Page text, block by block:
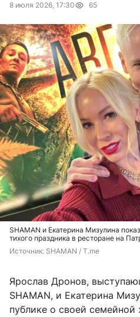
8 июля 2026, 17:30 65
SHAMAN и Екатерина Мизулина
тихого праздника в ресторане на
Источник: SHAMAN / T.me
Ярослав Дронов,
SHAMAN, и Екатерина
публике о своей